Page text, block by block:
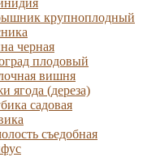
крупноплодный
черная
плодовый
вишня
ягода (дереза)
садовая
съедобная